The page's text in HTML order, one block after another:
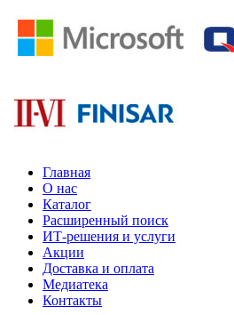
Главная
О нас
Каталог
Расширенный поиск
ИТ-решения и услуги
Акции
Доставка и оплата
Медиатека
Контакты